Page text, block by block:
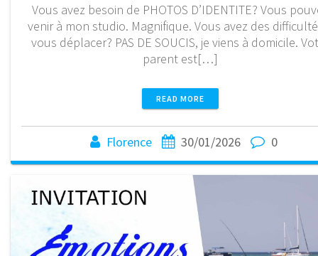
Vous avez besoin de PHOTOS D’IDENTITE? Vous
venir à mon studio. Magnifique. Vous avez des
vous déplacer? PAS DE SOUCIS, je viens à domicile.
parent est[…]
READ MORE
Florence 30/01/2026 0